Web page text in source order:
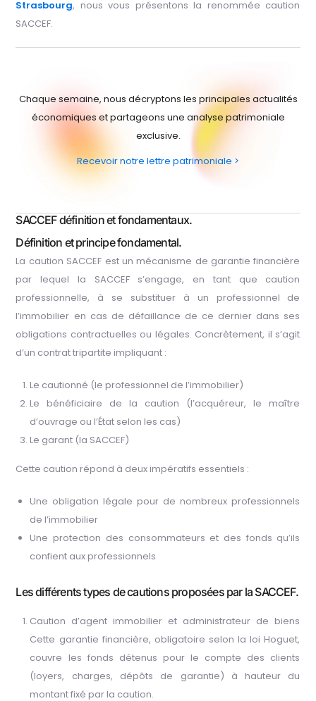
Strasbourg, nous vous présentons la renommée caution
SACCEF.
Chaque semaine, nous décryptons les principales actualités
économiques et partageons une analyse patrimoniale
exclusive.
Recevoir notre lettre patrimoniale >
SACCEF définition et fondamentaux.
Définition et principe fondamental.
La caution SACCEF est un mécanisme de garantie financière
par lequel la SACCEF s’engage, en tant que caution
professionnelle, à se substituer à un professionnel de
l’immobilier en cas de défaillance de ce dernier dans ses
obligations contractuelles ou légales. Concrètement, il s’agit
d’un contrat tripartite impliquant :
Le cautionné (le professionnel de l’immobilier)
Le bénéficiaire de la caution (l’acquéreur, le maître
d’ouvrage ou l’État selon les cas)
Le garant (la SACCEF)
Cette caution répond à deux impératifs essentiels :
Une obligation légale pour de nombreux professionnels
de l’immobilier
Une protection des consommateurs et des fonds qu’ils
confient aux professionnels
Les différents types de cautions proposées par la SACCEF.
Caution d’agent immobilier et administrateur de biens
Cette garantie financière, obligatoire selon la loi Hoguet,
couvre les fonds détenus pour le compte des clients
(loyers, charges, dépôts de garantie) à hauteur du
montant fixé par la caution.